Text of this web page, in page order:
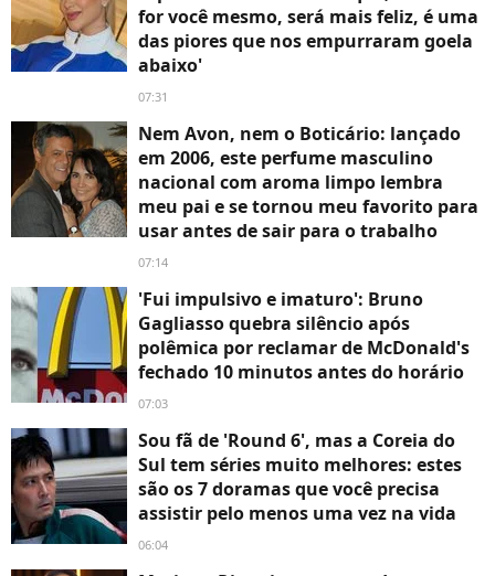
for você mesmo, será mais feliz, é uma
das piores que nos empurraram goela
abaixo'
07:31
Nem Avon, nem o Boticário: lançado
em 2006, este perfume masculino
nacional com aroma limpo lembra
meu pai e se tornou meu favorito para
usar antes de sair para o trabalho
07:14
'Fui impulsivo e imaturo': Bruno
Gagliasso quebra silêncio após
polêmica por reclamar de McDonald's
fechado 10 minutos antes do horário
07:03
Sou fã de 'Round 6', mas a Coreia do
Sul tem séries muito melhores: estes
são os 7 doramas que você precisa
assistir pelo menos uma vez na vida
06:04